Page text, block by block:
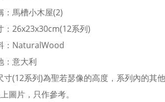
：馬槽小木屋(2)
：26x23x30cm(12系列)
：NaturalWood
：意大利
寸(12系列)為聖若瑟像的高度，系列內的其
圖片，只作參考。